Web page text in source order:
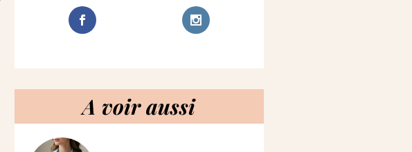
A voir aussi